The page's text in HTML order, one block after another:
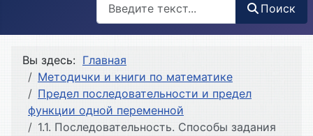
Поиск
Вы здесь: Главная
Методички и книги по математике
Предел последовательности и предел
функции одной переменной
1.1. Последовательность. Способы задания